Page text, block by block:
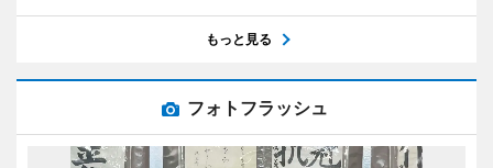
もっと見る
フォトフラッシュ